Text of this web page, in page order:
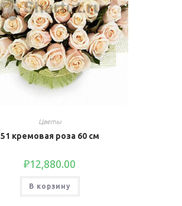
Цветы
51 кремовая роза 60 см
₽12,880.00
В корзину